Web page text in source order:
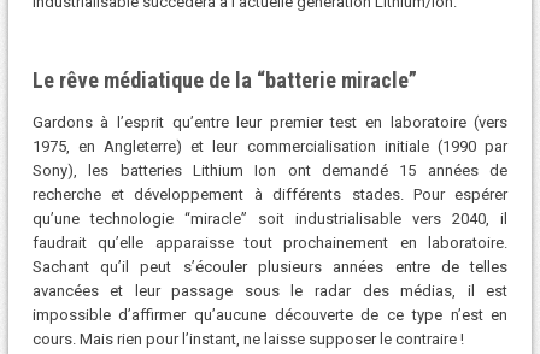
Le rêve médiatique de la “batterie miracle”
Gardons à l’esprit qu’entre leur premier test en laboratoire (vers
1975, en Angleterre) et leur commercialisation initiale (1990 par
Sony), les batteries Lithium Ion ont demandé 15 années de
recherche et développement à différents stades. Pour espérer
qu’une technologie “miracle” soit industrialisable vers 2040, il
faudrait qu’elle apparaisse tout prochainement en laboratoire.
Sachant qu’il peut s’écouler plusieurs années entre de telles
avancées et leur passage sous le radar des médias, il est
impossible d’affirmer qu’aucune découverte de ce type n’est en
cours. Mais rien pour l’instant, ne laisse supposer le contraire !